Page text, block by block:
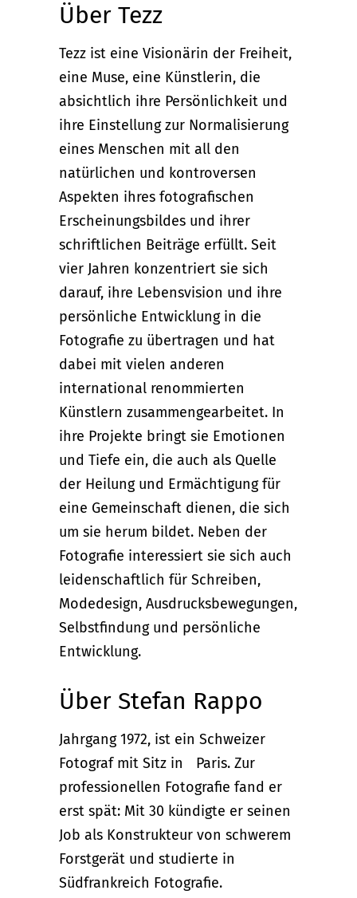
Über Tezz
Tezz ist eine Visionärin der Freiheit,
eine Muse, eine Künstlerin, die
absichtlich ihre Persönlichkeit und
ihre Einstellung zur Normalisierung
eines Menschen mit all den
natürlichen und kontroversen
Aspekten ihres fotografischen
Erscheinungsbildes und ihrer
schriftlichen Beiträge erfüllt. Seit
vier Jahren konzentriert sie sich
darauf, ihre Lebensvision und ihre
persönliche Entwicklung in die
Fotografie zu übertragen und hat
dabei mit vielen anderen
international renommierten
Künstlern zusammengearbeitet. In
ihre Projekte bringt sie Emotionen
und Tiefe ein, die auch als Quelle
der Heilung und Ermächtigung für
eine Gemeinschaft dienen, die sich
um sie herum bildet. Neben der
Fotografie interessiert sie sich auch
leidenschaftlich für Schreiben,
Modedesign, Ausdrucksbewegungen,
Selbstfindung und persönliche
Entwicklung.
Über Stefan Rappo
Jahrgang 1972, ist ein Schweizer
Fotograf mit Sitz in Paris. Zur
professionellen Fotografie fand er
erst spät: Mit 30 kündigte er seinen
Job als Konstrukteur von schwerem
Forstgerät und studierte in
Südfrankreich Fotografie.